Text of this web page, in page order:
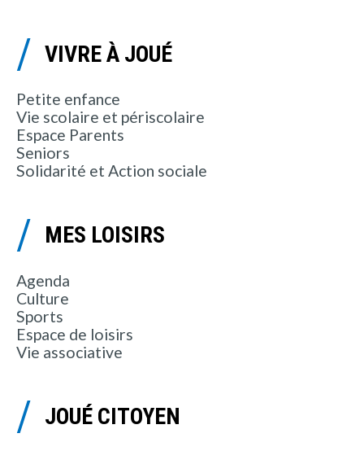
VIVRE À JOUÉ
Petite enfance
Vie scolaire et périscolaire
Espace Parents
Seniors
Solidarité et Action sociale
MES LOISIRS
Agenda
Culture
Sports
Espace de loisirs
Vie associative
JOUÉ CITOYEN